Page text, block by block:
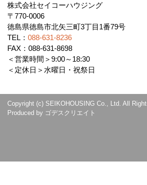
株式会社セイコーハウジング
〒770-0006
徳島県徳島市北矢三町3丁目1番79号
TEL： 088-631-8236
FAX：088-631-8698
＜営業時間＞9:00～18:30
＜定休日＞水曜日・祝祭日
Copyright (c) SEIKOHOUSING Co., Ltd. All
Produced by ゴデスクリエイト